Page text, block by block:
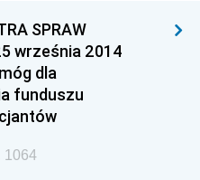
SPRAW
września 2014
dla
funduszu
1064